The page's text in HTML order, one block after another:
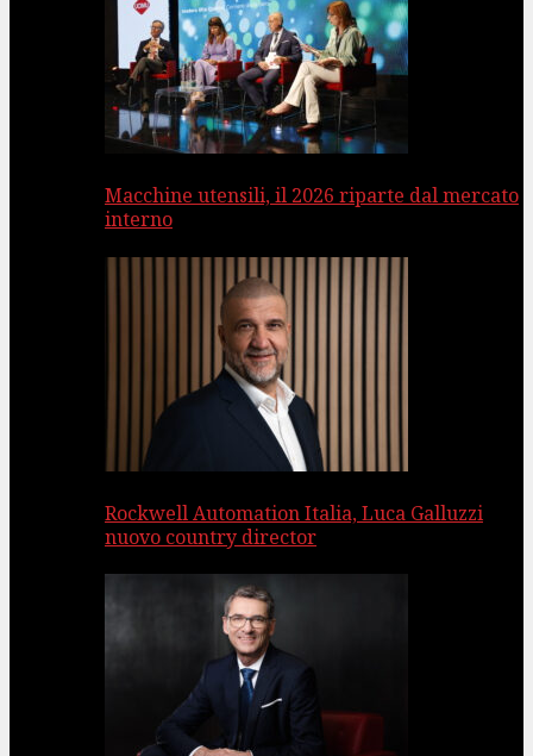
Macchine utensili, il 2026 riparte dal mercato
interno
Rockwell Automation Italia, Luca Galluzzi
nuovo country director